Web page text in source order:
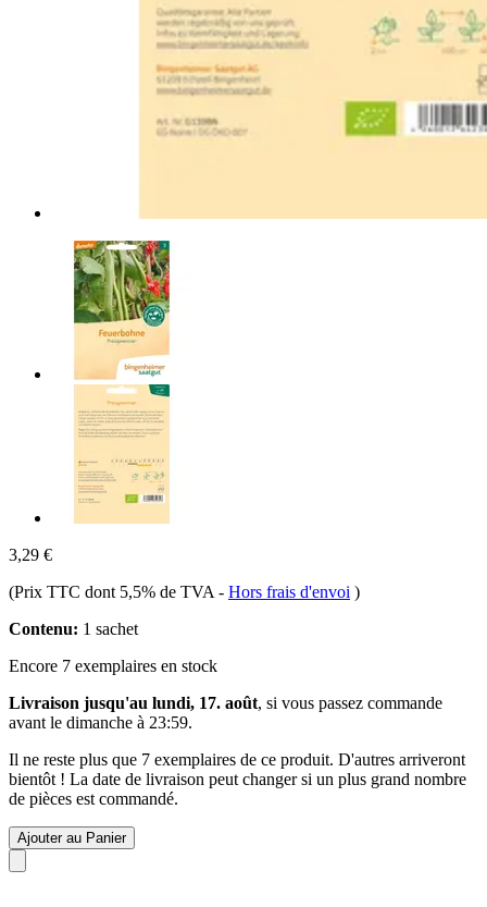
3,29 €
(Prix TTC dont 5,5% de TVA - Hors frais d'envoi )
Contenu: 1 sachet
Encore 7 exemplaires en stock
Livraison jusqu'au lundi, 17. août, si vous passez commande
avant le dimanche à 23:59.
Il ne reste plus que 7 exemplaires de ce produit. D'autres arriveront
bientôt ! La date de livraison peut changer si un plus grand nombre
de pièces est commandé.
Ajouter au Panier